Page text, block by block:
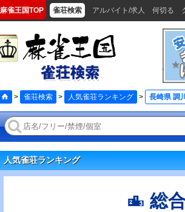
麻雀王国TOP 雀荘検索 アルバイト/求人 何切る
> 雀荘検索 > 人気雀荘ランキング > 長崎県 調川
人気雀荘ランキング
総